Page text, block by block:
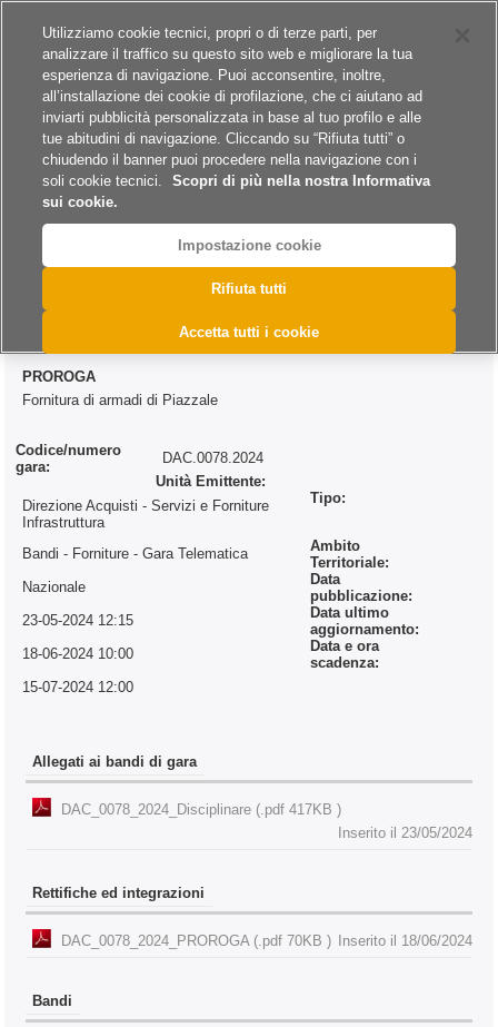
A
@DAC.0078.2024
PROROGA
Fornitura di armadi di Piazzale
Codice/numero
gara:
DAC.0078.2024
Unità Emittente:
Direzione Acquisti - Servizi e Forniture
Infrastruttura
Tipo:
Bandi - Forniture- Gara Telematica
Ambito
Territoriale:
Nazionale
Data
pubblicazione:
23-05-2024 12:15
Data ultimo
aggiornamento:
18-06-2024 10:00
Data e ora
scadenza:
15-07-2024 12:00
Allegati ai bandi di gara
DAC_0078_2024_Disciplinare (.pdf 417KB )
Inserito il 23/05/2024
Rettifiche ed integrazioni
DAC_0078_2024_PROROGA (.pdf 70KB ) Inserito il 18/06/2024
Bandi
Utilizziamo cookie tecnici, propri o di terze parti, per
analizzare il traffico su questo sito web e migliorare la tua
esperienza di navigazione. Puoi acconsentire, inoltre,
all’installazione dei cookie di profilazione, che ci aiutano ad
inviarti pubblicità personalizzata in base al tuo profilo e alle
tue abitudini di navigazione. Cliccando su “Rifiuta tutti” o
chiudendo il banner puoi procedere nella navigazione con i
soli cookie tecnici.
Scopri di più nella nostra Informativa
sui cookie.
Impostazione cookie
Rifiuta tutti
Accetta tutti i cookie